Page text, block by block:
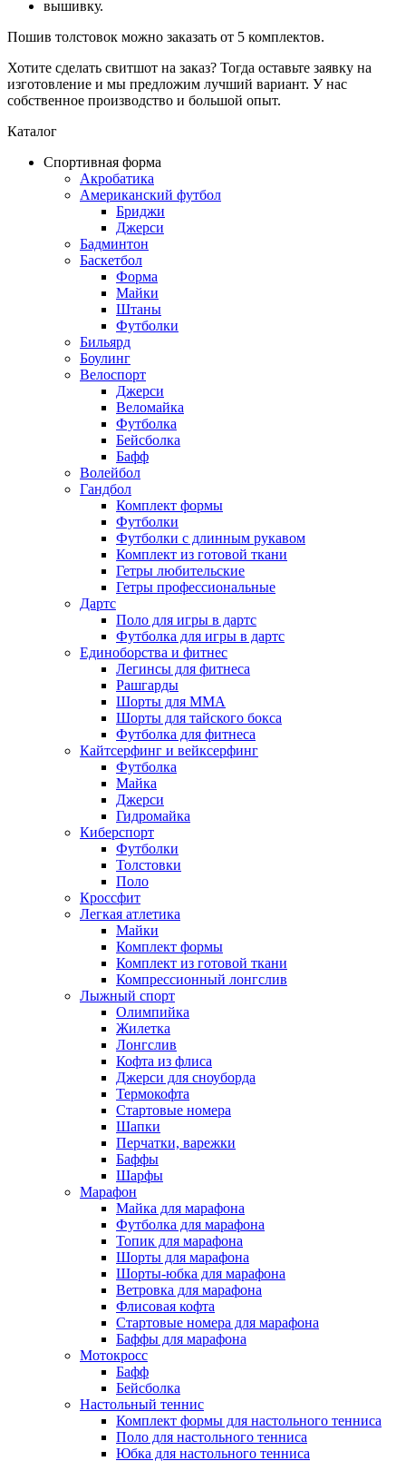
вышивку.
Пошив толстовок можно заказать от 5 комплектов.
Хотите сделать свитшот на заказ? Тогда оставьте заявку на
изготовление и мы предложим лучший вариант. У нас
собственное производство и большой опыт.
Каталог
Спортивная форма
Акробатика
Американский футбол
Бриджи
Джерси
Бадминтон
Баскетбол
Форма
Майки
Штаны
Футболки
Бильярд
Боулинг
Велоспорт
Джерси
Веломайка
Футболка
Бейсболка
Бафф
Волейбол
Гандбол
Комплект формы
Футболки
Футболки с длинным рукавом
Комплект из готовой ткани
Гетры любительские
Гетры профессиональные
Дартс
Поло для игры в дартс
Футболка для игры в дартс
Единоборства и фитнес
Легинсы для фитнеса
Рашгарды
Шорты для MMA
Шорты для тайского бокса
Футболка для фитнеса
Кайтсерфинг и вейксерфинг
Футболка
Майка
Джерси
Гидромайка
Киберспорт
Футболки
Толстовки
Поло
Кроссфит
Легкая атлетика
Майки
Комплект формы
Комплект из готовой ткани
Компрессионный лонгслив
Лыжный спорт
Олимпийка
Жилетка
Лонгслив
Кофта из флиса
Джерси для сноуборда
Термокофта
Стартовые номера
Шапки
Перчатки, варежки
Баффы
Шарфы
Марафон
Майка для марафона
Футболка для марафона
Топик для марафона
Шорты для марафона
Шорты-юбка для марафона
Ветровка для марафона
Флисовая кофта
Стартовые номера для марафона
Баффы для марафона
Мотокросс
Бафф
Бейсболка
Настольный теннис
Комплект формы для настольного тенниса
Поло для настольного тенниса
Юбка для настольного тенниса